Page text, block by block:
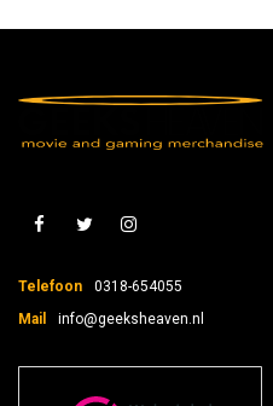
Telefoon
0318-654055
Mail
info@geeksheaven.nl